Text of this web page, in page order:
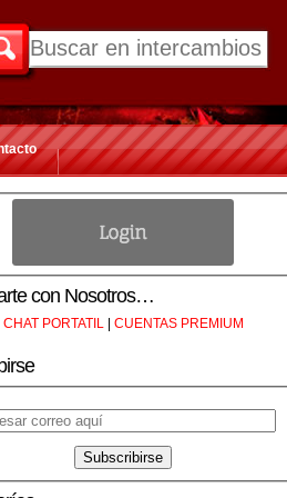
con Nosotros…
CHAT PORTATIL | CUENTAS PREMIUM